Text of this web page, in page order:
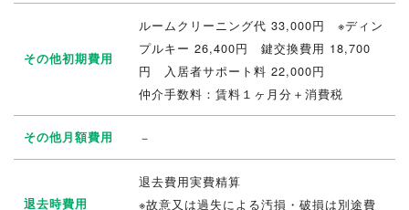
その他初期費用
ルームクリーニング代 33,000円 ※ディン
プルキー 26,400円 鍵交換費用 18,700
円 入居者サポート料 22,000円
仲介手数料：賃料１ヶ月分＋消費税
その他月額費用 －
退去時費用
退去費用実費精算
※故意又は過失による汚損・破損は別途費